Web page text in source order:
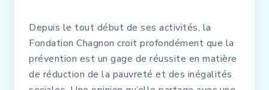
Depuis le tout début de ses activités, la
Fondation Chagnon croit profondément que la
prévention est un gage de réussite en matière
de réduction de la pauvreté et des inégalités